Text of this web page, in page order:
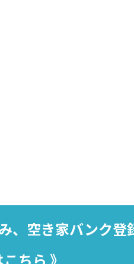
、空き家バンク登
ちら 》